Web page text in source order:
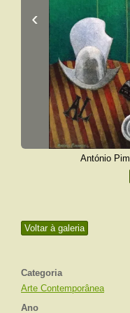
Voltar à galeria
Categoria
Arte Contemporânea
Ano
‹
António